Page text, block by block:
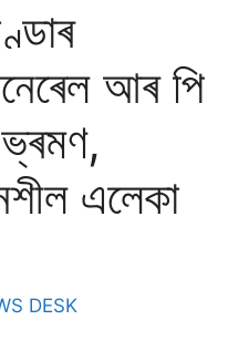
আৰ পি
এলেকা
DESK